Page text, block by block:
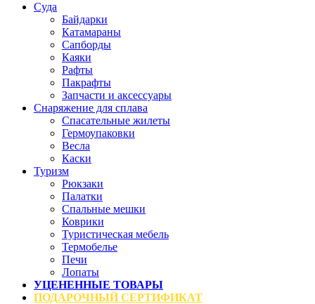
Суда
Байдарки
Катамараны
Сапборды
Каяки
Рафты
Пакрафты
Запчасти и аксессуары
Снаряжение для сплава
Спасательные жилеты
Гермоупаковки
Весла
Каски
Туризм
Рюкзаки
Палатки
Спальные мешки
Коврики
Туристическая мебель
Термобелье
Печи
Лопаты
УЦЕНЕННЫЕ ТОВАРЫ
ПОДАРОЧНЫЙ СЕРТИФИКАТ